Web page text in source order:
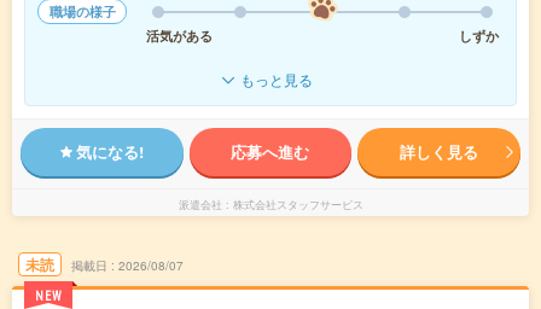
職場の様子
活気がある
しずか
もっと見る
気になる! 応募へ進む 詳しく見る
派遣会社 株式会社スタッフサービス
未読
NEW
掲載日 2026/08/07